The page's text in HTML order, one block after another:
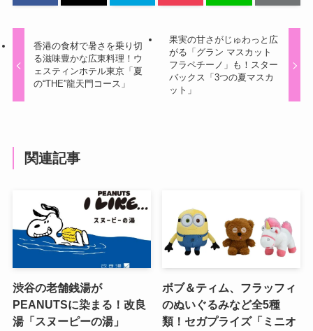
香港の食材で暑さを乗り切
る滋味豊かな広東料理！ウ
ェスティンホテル東京「夏
の“THE”龍天門コース」
果実の甘さがじゅわっと広
がる「グラン マスカット
フラペチーノ」も！スター
バックス「3つの夏マスカ
ット」
関連記事
渋谷の老舗銭湯が
PEANUTSに染まる！改良
湯「スヌーピーの湯」
ボブ＆ティム、フラッフィ
のぬいぐるみなど全5種
類！セガプライズ「ミニオ